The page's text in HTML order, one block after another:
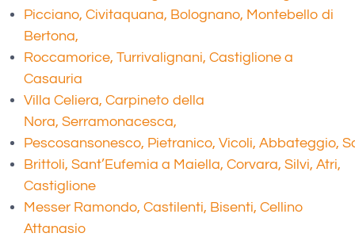
Picciano, Civitaquana, Bolognano, Montebello di
Bertona,
Roccamorice, Turrivalignani, Castiglione a
Casauria
Villa Celiera, Carpineto della
Nora, Serramonacesca,
Pescosansonesco, Pietranico, Vicoli, Abbateggio,
Brittoli, Sant’Eufemia a Maiella, Corvara, Silvi, Atri,
Castiglione
Messer Ramondo, Castilenti, Bisenti, Cellino
Attanasio